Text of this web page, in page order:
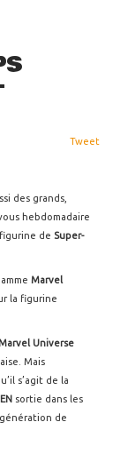
Tweet
des grands,
hebdomadaire
de Super-
Marvel
la figurine
Universe
Mais
s’agit de la
sortie dans les
de